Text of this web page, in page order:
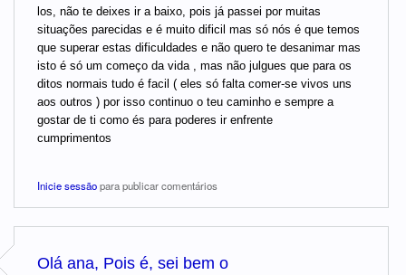
los, não te deixes ir a baixo, pois já passei por muitas
situações parecidas e é muito dificil mas só nós é que temos
que superar estas dificuldades e não quero te desanimar mas
isto é só um começo da vida , mas não julgues que para os
ditos normais tudo é facil ( eles só falta comer-se vivos uns
aos outros ) por isso continuo o teu caminho e sempre a
gostar de ti como és para poderes ir enfrente
cumprimentos
Inicie sessãopara publicar comentários
Olá ana, Pois é, sei bem o